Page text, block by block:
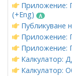
Приложение:
(+Eng)
Публикуване
Приложение:
Приложение:
Калкулатор:
Калкулатор: